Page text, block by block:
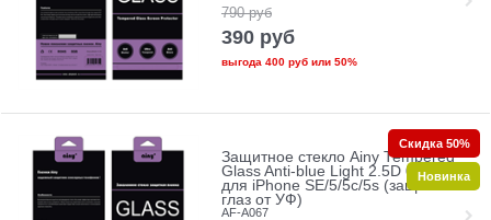
790 руб
390 руб
выгода 400 рубили 50%
Защитное стекло Ainy Tempered
Glass Anti-blue Light 2.5D 0.33mm
для iPhone SE/5/5c/5s (защита
глаз от УФ)
AF-A067
Скидка 50%
Новинка